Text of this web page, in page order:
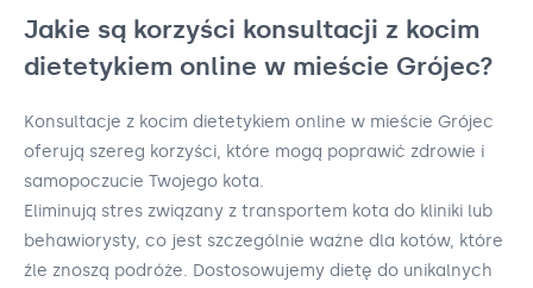
Jakie są korzyści konsultacji z kocim
dietetykiem online w mieście Grójec?
Konsultacje z kocim dietetykiem online w mieście Grójec
oferują szereg korzyści, które mogą poprawić zdrowie i
samopoczucie Twojego kota.
Eliminują stres związany z transportem kota do kliniki lub
behawiorysty, co jest szczególnie ważne dla kotów, które
źle znoszą podróże. Dostosowujemy dietę do unikalnych